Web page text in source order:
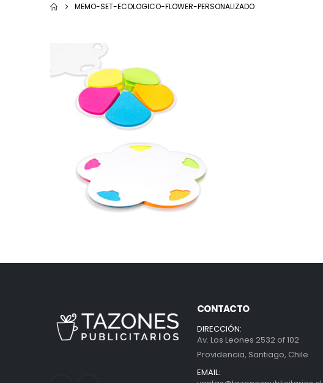
MEMO-SET-ECOLOGICO-FLOWER-PERSONALIZADO
CONTACTO
DIRECCIÓN:
Av. Los Leones 2532 of 102
Providencia, Santiago, Chile
EMAIL: